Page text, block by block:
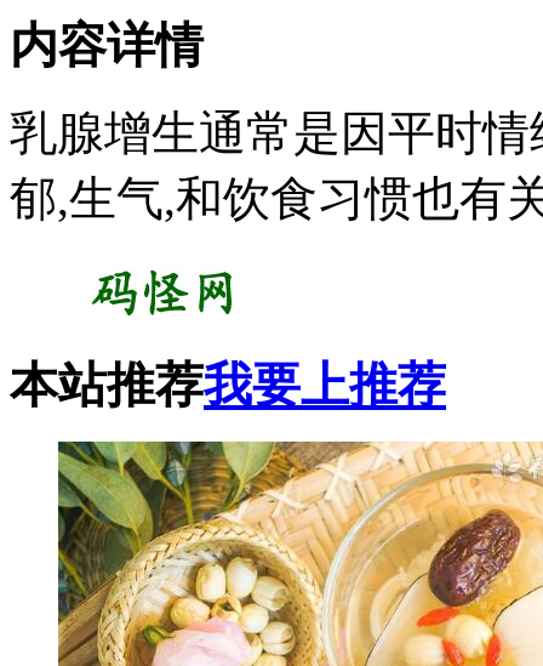
内容详情
乳腺增生通常是因平时
郁,生气,和饮食习惯也有
本站推荐我要上推荐